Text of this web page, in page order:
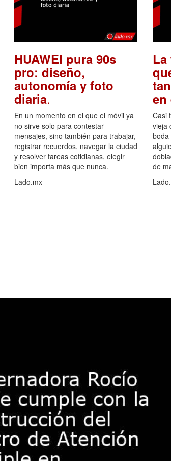
HUAWEI pura 90s
pro: diseño,
autonomía y foto
diaria.
En un momento en el que el móvil ya
no sirve solo para contestar
mensajes, sino también para trabajar,
registrar recuerdos, navegar la ciudad
y resolver tareas cotidianas, elegir
bien importa más que nunca.
Lado.mx
en
Casi
vieja
boda
de